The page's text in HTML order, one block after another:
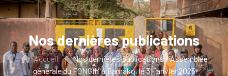
Nos dernières publications
Accueil / Nos dernières publications / Assemblée
générale du FONGIM à Bamako, le 31 janvier 2025